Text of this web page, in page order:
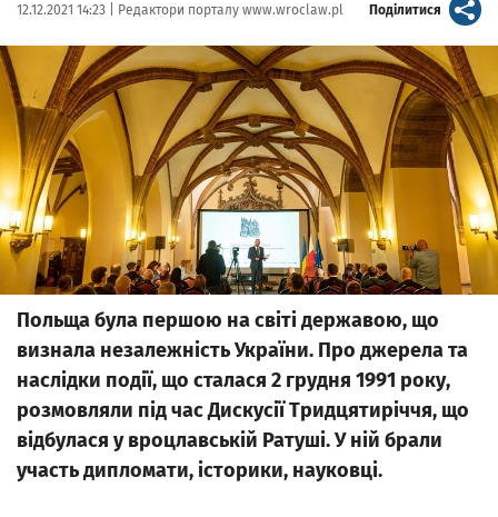
Data publikacji:
12.12.2021 14:23 | Autor:
Редактори порталу www.wroclaw.pl Поділитися artykuł
Kliknij, aby powiększyć
Польща була першою на світі державою, що
визнала незалежність України. Про джерела та
наслідки події, що сталася 2 грудня 1991 року,
розмовляли під час Дискусії Тридцятиріччя, що
відбулася у вроцлавській Ратуші. У ній брали
участь дипломати, історики, науковці.